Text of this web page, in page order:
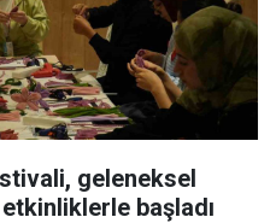
geleneksel
başladı